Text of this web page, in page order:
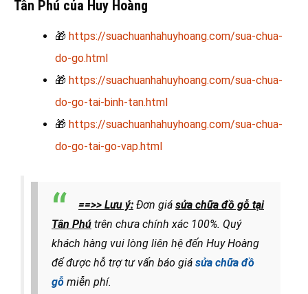
Tân Phú của Huy Hoàng
🎁 https://suachuanhahuyhoang.com/sua-chua-
do-go.html
🎁 https://suachuanhahuyhoang.com/sua-chua-
do-go-tai-binh-tan.html
🎁 https://suachuanhahuyhoang.com/sua-chua-
do-go-tai-go-vap.html
==>> Lưu ý: Đơn giá sửa chữa đồ gỗ tại
Tân Phú trên chưa chính xác 100%. Quý
khách hàng vui lòng liên hệ đến Huy Hoàng
để được hỗ trợ tư vấn báo giá sửa chữa đồ
gỗ miễn phí.